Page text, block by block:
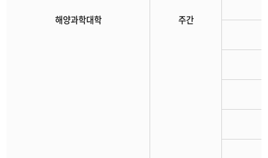
해양과학대학 주간